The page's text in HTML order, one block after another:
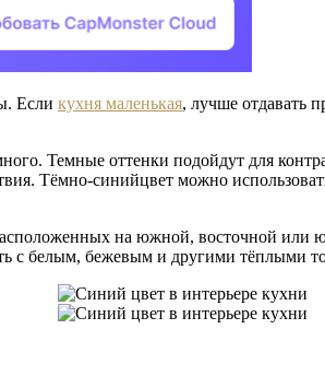
Если кухня маленькая, лучше отдавать
Темные оттенки подойдут для
Тёмно-синийцвет можно
на южной, восточной или
с белым, бежевым и другими тёплыми